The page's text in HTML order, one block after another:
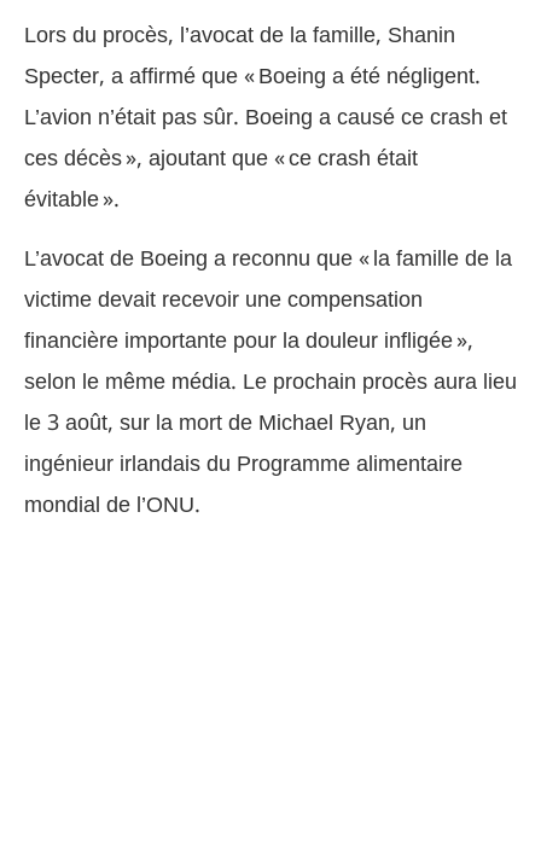
Lors du procès, l’avocat de la famille, Shanin
Specter, a affirmé que « Boeing a été négligent.
L’avion n’était pas sûr. Boeing a causé ce crash et
ces décès », ajoutant que « ce crash était
évitable ».
L’avocat de Boeing a reconnu que « la famille de la
victime devait recevoir une compensation
financière importante pour la douleur infligée »,
selon le même média. Le prochain procès aura lieu
le 3 août, sur la mort de Michael Ryan, un
ingénieur irlandais du Programme alimentaire
mondial de l’ONU.